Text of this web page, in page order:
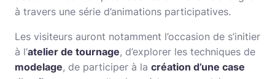
à travers une série d’animations participatives.
Les visiteurs auront notamment l’occasion de s’initier
à l’atelier de tournage, d’explorer les techniques de
modelage, de participer à la création d’une case